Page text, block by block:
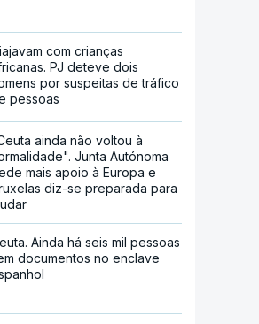
com crianças
PJ deteve dois
por suspeitas de tráfico
pessoas
ainda não voltou à
Junta Autónoma
mais apoio à Europa e
diz-se preparada para
Ainda há seis mil pessoas
documentos no enclave